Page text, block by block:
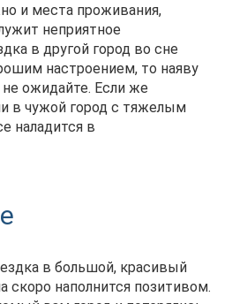
и места проживания,
неприятное
в другой город во сне
настроением, то наяву
ожидайте. Если же
в чужой город с тяжелым
наладится в
в большой, красивый
скоро наполнится позитивом.